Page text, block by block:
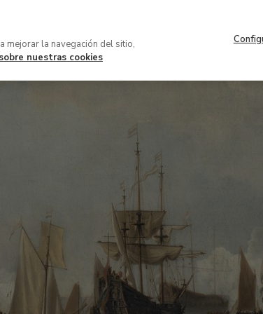
VISITA COLECCIÓN
mejorar la navegación del sitio,
nuestras cookies